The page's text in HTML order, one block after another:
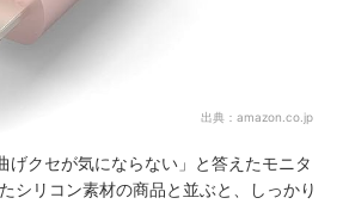
出典： amazon.co.jp
げクセが気にならない」と答えたモニタ
シリコン素材の商品と並ぶと、しっかり